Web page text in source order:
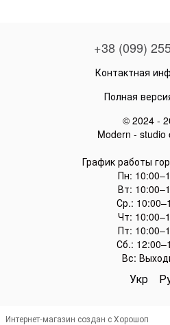
+38 (099)
Контактная
Полная
© 2024 -
Modern - studio
График работы
Пн:
Вт:
Ср.:
Чт:
Пт:
Сб.:
Вс:
Укр
Интернет-магазин создан с Хорошоп